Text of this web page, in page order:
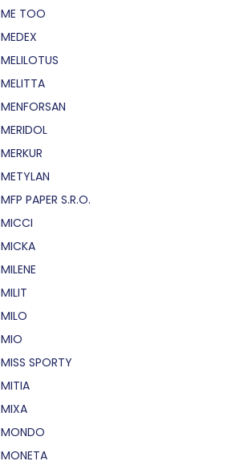
ME TOO
MEDEX
MELILOTUS
MELITTA
MENFORSAN
MERIDOL
MERKUR
METYLAN
MFP PAPER S.R.O.
MICCI
MICKA
MILENE
MILIT
MILO
MIO
MISS SPORTY
MITIA
MIXA
MONDO
MONETA